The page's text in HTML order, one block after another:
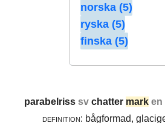
norska (5)
ryska (5)
finska (5)
parabelrisssvchatter mark en
definition: bågformad,